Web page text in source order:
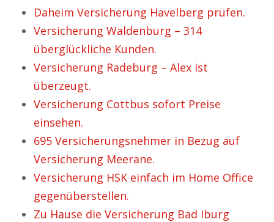
Daheim Versicherung Havelberg prüfen.
Versicherung Waldenburg – 314
überglückliche Kunden.
Versicherung Radeburg – Alex ist
überzeugt.
Versicherung Cottbus sofort Preise
einsehen.
695 Versicherungsnehmer in Bezug auf
Versicherung Meerane.
Versicherung HSK einfach im Home Office
gegenüberstellen.
Zu Hause die Versicherung Bad Iburg